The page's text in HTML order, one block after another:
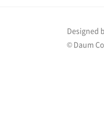
Designed
© Daum